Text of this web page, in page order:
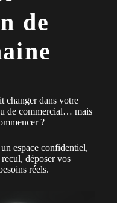
de
changer dans votre
de commercial… mais
?
espace confidentiel,
déposer vos
réels.